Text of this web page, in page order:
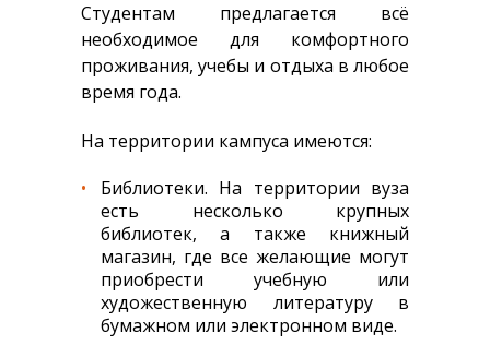
Студентам предлагается всё
необходимое для комфортного
проживания, учебы и отдыха в любое
время года.
На территории кампуса имеются:
Библиотеки. На территории вуза
есть несколько крупных
библиотек, а также книжный
магазин, где все желающие могут
приобрести учебную или
художественную литературу в
бумажном или электронном виде.